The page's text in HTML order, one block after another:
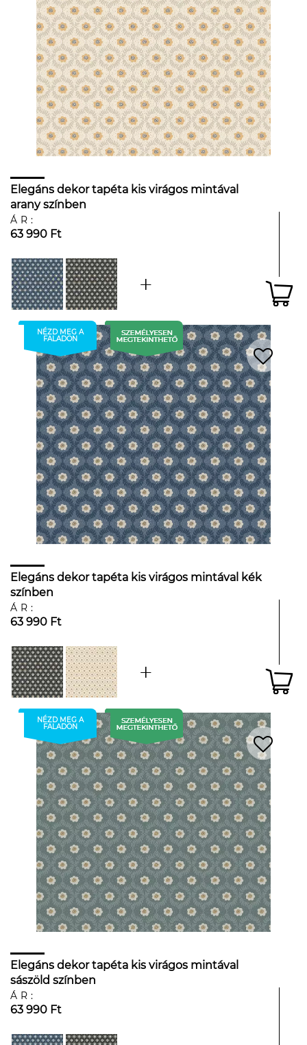
Elegáns dekor tapéta kis virágos mintával
arany színben
ÁR:
63 990 Ft
NÉZD MEG A
FALADON
Elegáns dekor tapéta kis virágos mintával kék
színben
ÁR:
63 990 Ft
NÉZD MEG A
FALADON
Elegáns dekor tapéta kis virágos mintával
sászöld színben
ÁR:
63 990 Ft